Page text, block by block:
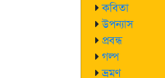
কবিতা
উপন্যাস
প্রবন্ধ
গল্প
ভ্রমণ